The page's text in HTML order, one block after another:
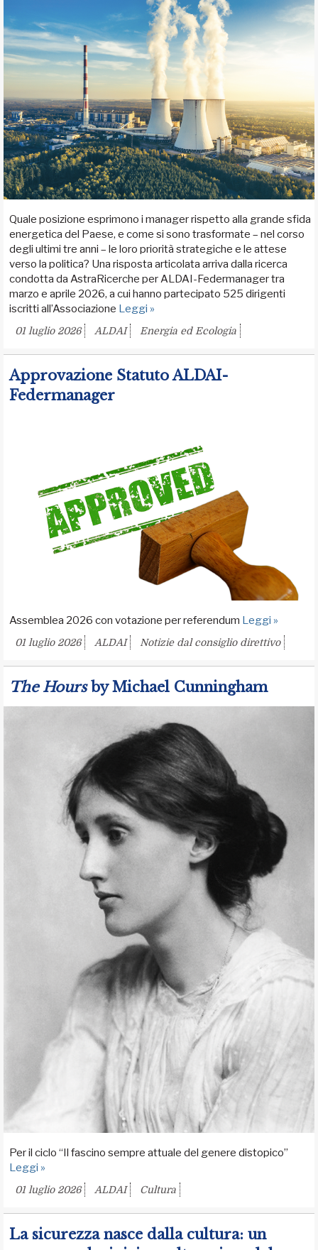
Quale posizione esprimono i manager rispetto alla grande sfida
energetica del Paese, e come si sono trasformate – nel corso
degli ultimi tre anni – le loro priorità strategiche e le attese
verso la politica? Una risposta articolata arriva dalla ricerca
condotta da AstraRicerche per ALDAI-Federmanager tra
marzo e aprile 2026, a cui hanno partecipato 525 dirigenti
iscritti all’Associazione Leggi »
01 luglio 2026 ALDAI Energia ed Ecologia
Approvazione Statuto ALDAI-
Federmanager
Assemblea 2026 con votazione per referendum Leggi »
01 luglio 2026 ALDAI Notizie dal consiglio direttivo
The Hoursby Michael Cunningham
Per il ciclo “Il fascino sempre attuale del genere distopico”
Leggi »
01 luglio 2026 ALDAI Cultura
La sicurezza nasce dalla cultura: un